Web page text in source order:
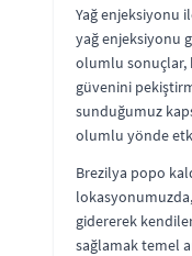
Yağ enjeksiyonu
yağ enjeksiyonu
olumlu sonuçlar,
güvenini
sunduğumuz
olumlu yönde
Brezilya popo
lokasyonumuzda,
gidererek
sağlamak temel